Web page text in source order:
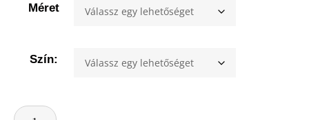
Méret
Szín: